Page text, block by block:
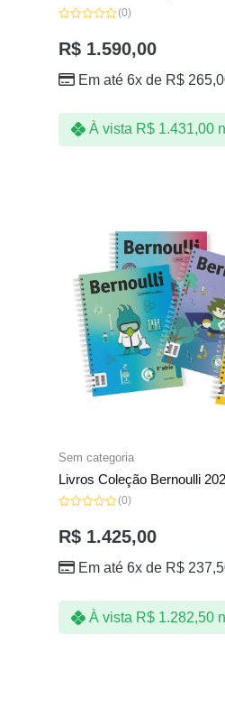
de
(0)
R$ 1.590,00
Em até 6x de R$
À vista R$1.431,00
Sem categoria
Livros Coleção Bernoulli 202
0
de
(0)
R$ 1.425,00
Em até 6x de R$
À vista R$1.282,50